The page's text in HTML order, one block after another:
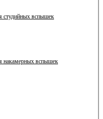
студийных вспышек
накамерных вспышек